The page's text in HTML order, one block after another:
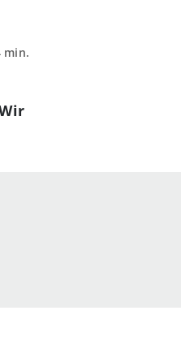
min.